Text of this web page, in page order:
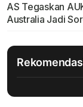
AS Tegaskan
Australia Jadi